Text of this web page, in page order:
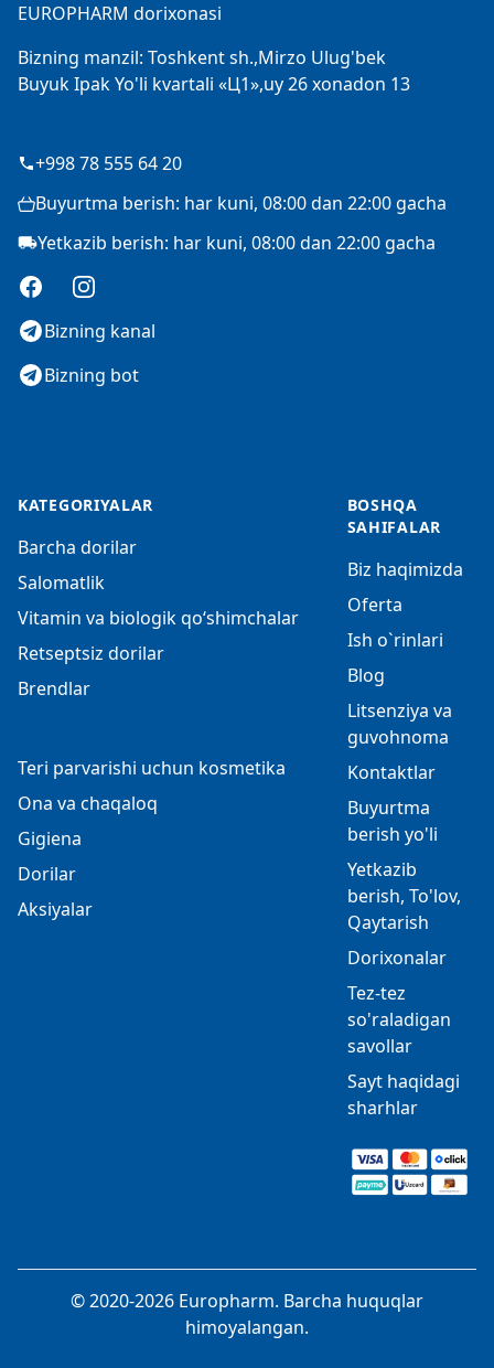
EUROPHARM dorixonasi
Bizning manzil: Toshkent sh.,Mirzo Ulug'bek
Buyuk Ipak Yo'li kvartali «Ц1»,uy 26 xonadon 13
+998 78 555 64 20
Buyurtma berish: har kuni, 08:00 dan 22:00 gacha
Yetkazib berish: har kuni, 08:00 dan 22:00 gacha
FacebookInstagram
Bizning kanal
Bizning bot
KATEGORIYALAR
Barcha dorilar
Salomatlik
Vitamin va biologik qo‘shimchalar
Retseptsiz dorilar
Brendlar
Teri parvarishi uchun kosmetika
Ona va chaqaloq
Gigiena
Dorilar
Aksiyalar
BOSHQA
SAHIFALAR
Biz haqimizda
Oferta
Ish o`rinlari
Blog
Litsenziya va
guvohnoma
Kontaktlar
Buyurtma
berish yo'li
Yetkazib
berish, To'lov,
Qaytarish
Dorixonalar
Tez-tez
so'raladigan
savollar
Sayt haqidagi
sharhlar
© 2020-2026 Europharm. Barcha huquqlar
himoyalangan.